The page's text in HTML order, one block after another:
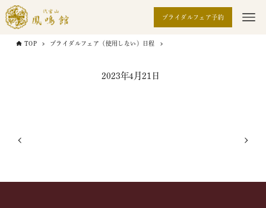
ブライダルフェア予約
TOP ブライダルフェア（使用しない）日程
2023年4月21日